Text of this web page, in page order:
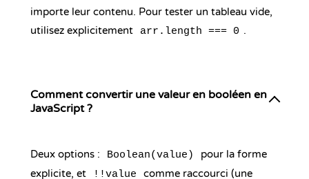
importe leur contenu. Pour tester un tableau vide,
utilisez explicitement
arr.length === 0 .
Comment convertir une valeur en booléen en
JavaScript ?
Deux options : Boolean(value)
pour la forme
explicite, et
!!value comme raccourci (une